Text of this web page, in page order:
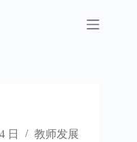
日 教师发展